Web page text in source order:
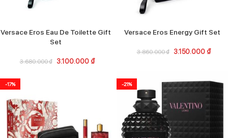
Versace Eros Eau De Toilette Gift
Set
3.680.000₫ 3.100.000 ₫
Versace Eros Energy Gift Set
3.860.000₫ 3.150.000 ₫
-17% -21%